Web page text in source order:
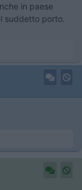
in paese
suddetto porto.